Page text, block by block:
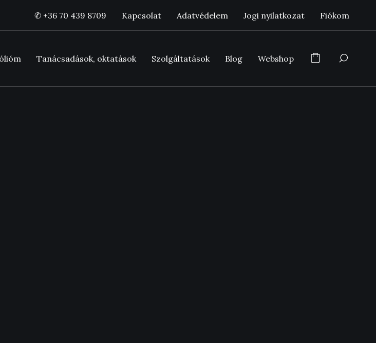
✆ +36 70 439 8709 Kapcsolat Adatvédelem Jogi nyilatkozat Fiókom
Tanácsadások, oktatások Szolgáltatások Blog Webshop